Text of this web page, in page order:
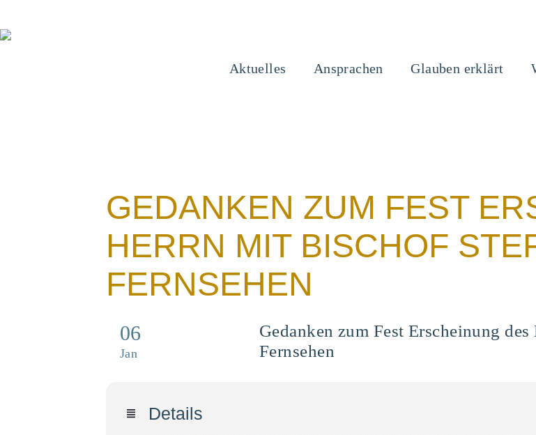
Aktuelles Ansprachen Glauben erklärt
GEDANKEN ZUM FEST
HERRN MIT BISCHOF
FERNSEHEN
06
Jan
Gedanken zum Fest Erscheinung
Fernsehen
Details